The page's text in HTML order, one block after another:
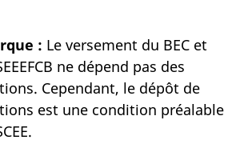
: Le versement du BEC et
ne dépend pas des
Cependant, le dépôt de
est une condition préalable